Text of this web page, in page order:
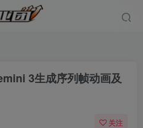
3生成序列帧动画及
关注